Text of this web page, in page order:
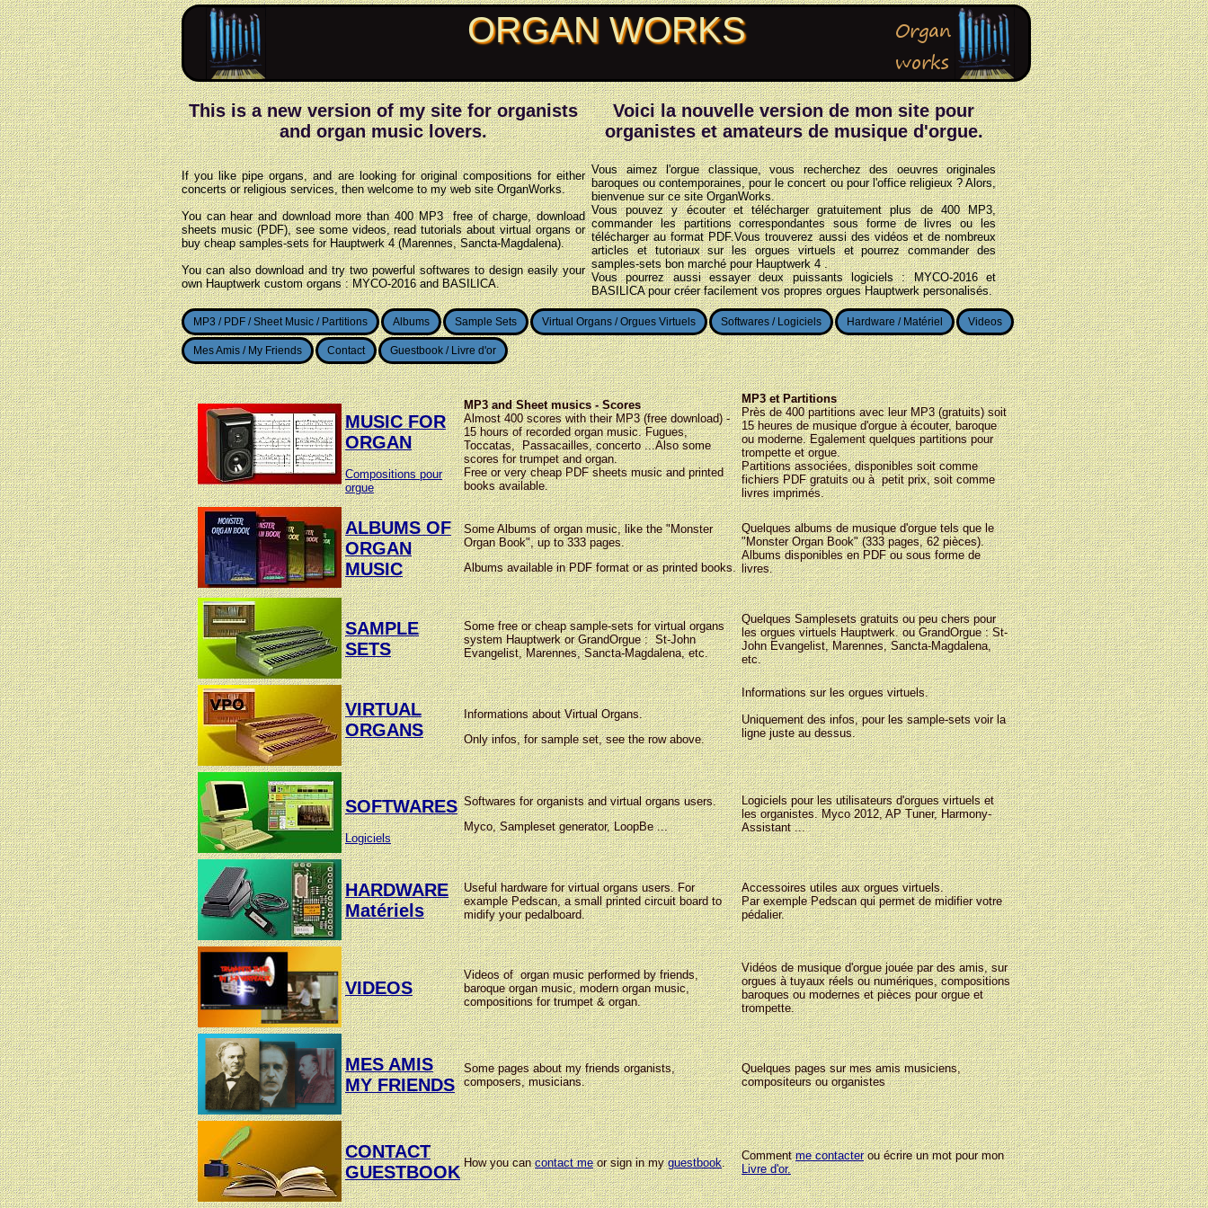
ORGAN WORKS
This is a new version of my site for organists
and organ music lovers.
Voici la nouvelle version de mon site pour
organistes et amateurs de musique d'orgue.
If you like pipe organs, and are looking for original compositions for either
concerts or religious services, then welcome to my web site OrganWorks.
You can hear and download more than 400 MP3 free of charge, download
sheets music (PDF), see some videos, read tutorials about virtual organs or
buy cheap samples-sets for Hauptwerk 4 (Marennes, Sancta-Magdalena).
You can also download and try two powerful softwares to design easily your
own Hauptwerk custom organs : MYCO-2016 and BASILICA.
Vous aimez l'orgue classique, vous recherchez des oeuvres originales
baroques ou contemporaines, pour le concert ou pour l'office religieux ? Alors,
bienvenue sur ce site OrganWorks.
Vous pouvez y écouter et télécharger gratuitement plus de 400 MP3,
commander les partitions correspondantes sous forme de livres ou les
télécharger au format PDF.Vous trouverez aussi des vidéos et de nombreux
articles et tutoriaux sur les orgues virtuels et pourrez commander des
samples-sets bon marché pour Hauptwerk 4 .
Vous pourrez aussi essayer deux puissants logiciels : MYCO-2016 et
BASILICA pour créer facilement vos propres orgues Hauptwerk personalisés.
MP3 / PDF / Sheet Music / Partitions Albums Sample Sets Virtual Organs / Orgues Virtuels Softwares / Logiciels Hardware / Matériel Videos
Mes Amis / My Friends Contact Guestbook / Livre d'or
MUSIC FOR
ORGAN
Compositions pour
orgue
MP3 and Sheet musics - Scores
Almost 400 scores with their MP3 (free download) -
15 hours of recorded organ music. Fugues,
Toccatas, Passacailles, concerto ...Also some
scores for trumpet and organ.
Free or very cheap PDF sheets music and printed
books available.
MP3 et Partitions
Près de 400 partitions avec leur MP3 (gratuits) soit
15 heures de musique d'orgue à écouter, baroque
ou moderne. Egalement quelques partitions pour
trompette et orgue.
Partitions associées, disponibles soit comme
fichiers PDF gratuits ou à petit prix, soit comme
livres imprimés.
ALBUMS OF
ORGAN
MUSIC
Some Albums of organ music, like the "Monster
Organ Book", up to 333 pages.
Albums available in PDF format or as printed books.
Quelques albums de musique d'orgue tels que le
"Monster Organ Book" (333 pages, 62 pièces).
Albums disponibles en PDF ou sous forme de
livres.
SAMPLE
SETS
Some free or cheap sample-sets for virtual organs
system Hauptwerk or GrandOrgue : St-John
Evangelist, Marennes, Sancta-Magdalena, etc.
Quelques Samplesets gratuits ou peu chers pour
les orgues virtuels Hauptwerk. ou GrandOrgue : St-
John Evangelist, Marennes, Sancta-Magdalena,
etc.
VIRTUAL
ORGANS
Informations about Virtual Organs.
Only infos, for sample set, see the row above.
Informations sur les orgues virtuels.
Uniquement des infos, pour les sample-sets voir la
ligne juste au dessus.
SOFTWARES
Logiciels
Softwares for organists and virtual organs users.
Myco, Sampleset generator, LoopBe ...
Logiciels pour les utilisateurs d'orgues virtuels et
les organistes. Myco 2012, AP Tuner, Harmony-
Assistant ...
HARDWARE
Matériels
Useful hardware for virtual organs users. For
example Pedscan, a small printed circuit board to
midify your pedalboard.
Accessoires utiles aux orgues virtuels.
Par exemple Pedscan qui permet de midifier votre
pédalier.
VIDEOS
Videos of organ music performed by friends,
baroque organ music, modern organ music,
compositions for trumpet & organ.
Vidéos de musique d'orgue jouée par des amis, sur
orgues à tuyaux réels ou numériques, compositions
baroques ou modernes et pièces pour orgue et
trompette.
MES AMIS
MY FRIENDS
Some pages about my friends organists,
composers, musicians.
Quelques pages sur mes amis musiciens,
compositeurs ou organistes
CONTACT
GUESTBOOK How you cancontact meor sign in myguestbook.
Commentme contacterou écrire un mot pour mon
Livre d'or.